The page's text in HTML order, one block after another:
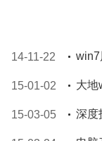
14-11-22
15-01-02
15-03-05
大